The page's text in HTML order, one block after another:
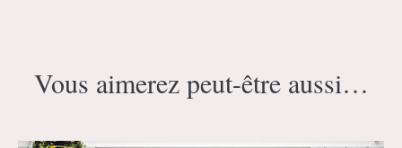
Vous aimerez peut-être aussi…